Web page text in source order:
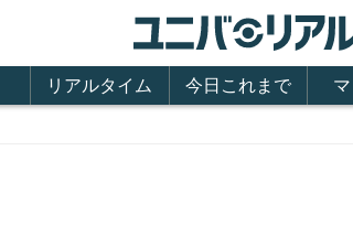
リアルタイム 今日これまで